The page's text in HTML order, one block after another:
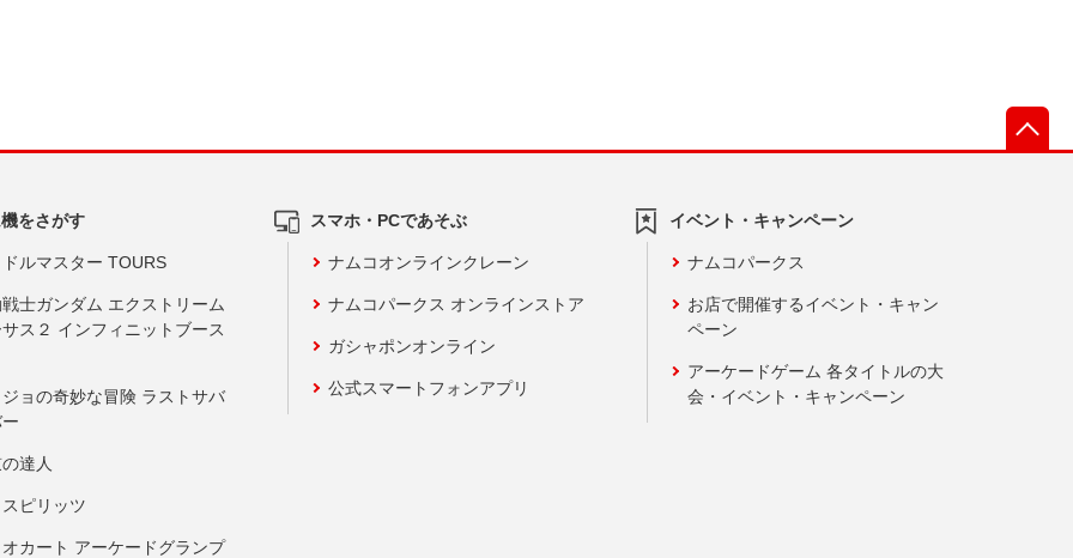
をさがす
ルマスター TOURS
士ガンダム エクストリーム
ス２ インフィニットブース
ョの奇妙な冒険 ラストサバ
達人
ピリッツ
カート アーケードグランプ
スマホ・PCであそぶ
ナムコオンラインクレーン
ナムコパークス オンラインストア
ガシャポンオンライン
公式スマートフォンアプリ
イベント・キャンペーン
ナムコパークス
お店で開催するイベント・キャン
ペーン
アーケードゲーム 各タイトルの大
会・イベント・キャンペーン